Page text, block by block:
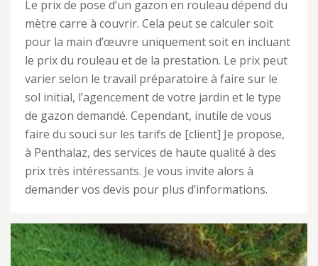
Le prix de pose d’un gazon en rouleau dépend du
mètre carre à couvrir. Cela peut se calculer soit
pour la main d’œuvre uniquement soit en incluant
le prix du rouleau et de la prestation. Le prix peut
varier selon le travail préparatoire à faire sur le
sol initial, l’agencement de votre jardin et le type
de gazon demandé. Cependant, inutile de vous
faire du souci sur les tarifs de [client] Je propose,
à Penthalaz, des services de haute qualité à des
prix très intéressants. Je vous invite alors à
demander vos devis pour plus d’informations.